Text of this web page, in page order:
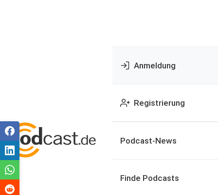
Anmeldung
Registrierung
Podcast-News
Finde Podcasts